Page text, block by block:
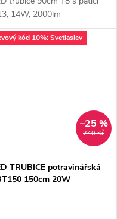
14W, 2000lm
kód 10%: Svetlaslev
240 Kč
–25 %
TRUBICE potravinářská
150cm 20W